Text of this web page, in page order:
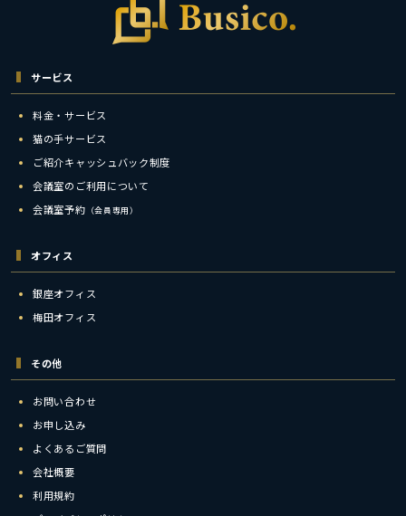
サービス
料金・サービス
猫の手サービス
ご紹介キャッシュバック制度
会議室のご利用について
会議室予約 （会員専用）
オフィス
銀座オフィス
梅田オフィス
その他
お問い合わせ
お申し込み
よくあるご質問
会社概要
利用規約